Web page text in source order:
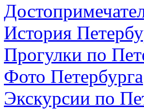
История
Прогулки по
Фото Петербурга
Экскурсии по